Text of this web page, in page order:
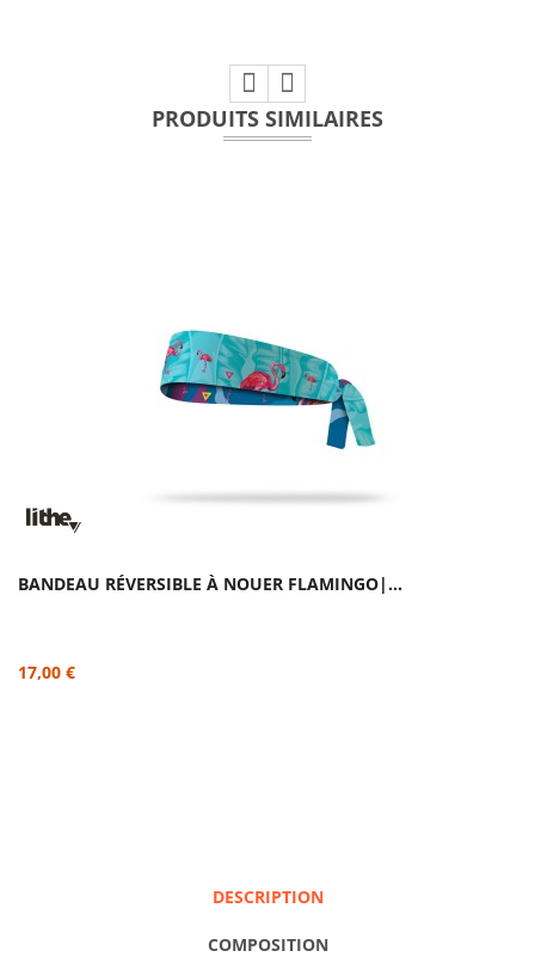
PRODUITS SIMILAIRES
BANDEAU RÉVERSIBLE À NOUER FLAMINGO|...
17,00 €
DESCRIPTION
COMPOSITION